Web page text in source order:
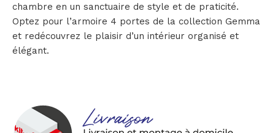
chambre en un sanctuaire de style et de praticité.
Optez pour l’armoire 4 portes de la collection Gemma
et redécouvrez le plaisir d’un intérieur organisé et
élégant.